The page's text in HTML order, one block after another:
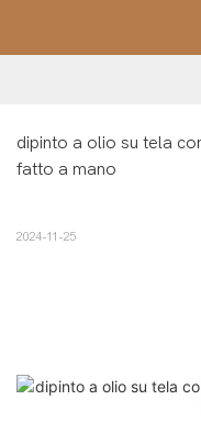
dipinto a olio su tela
fatto a mano
2024-11-25